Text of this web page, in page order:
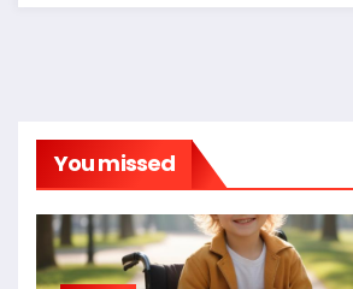
You missed